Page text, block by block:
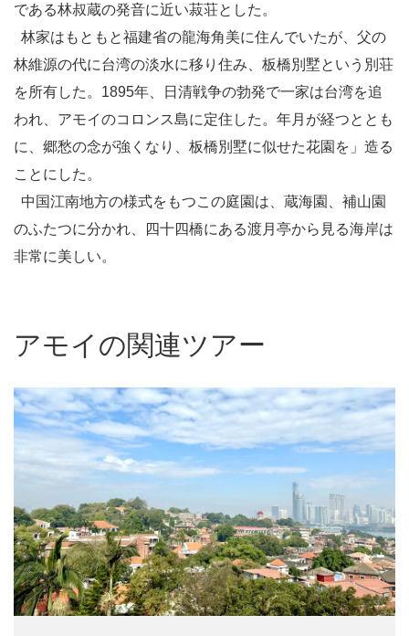
である林叔蔵の発音に近い菽荘とした。
林家はもともと福建省の龍海角美に住んでいたが、父の
林維源の代に台湾の淡水に移り住み、板橋別墅という別荘
を所有した。1895年、日清戦争の勃発で一家は台湾を追
われ、アモイのコロンス島に定住した。年月が経つととも
に、郷愁の念が強くなり、板橋別墅に似せた花園を」造る
ことにした。
中国江南地方の様式をもつこの庭園は、蔵海園、補山園
のふたつに分かれ、四十四橋にある渡月亭から見る海岸は
非常に美しい。
アモイの関連ツアー